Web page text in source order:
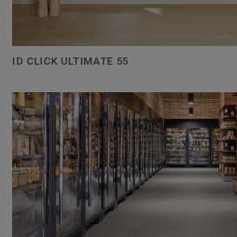
ID CLICK ULTIMATE 55